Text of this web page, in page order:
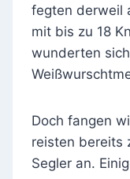
fegten derweil
mit bis zu 18
wunderten
Doch fangen
reisten bereits
Segler an.